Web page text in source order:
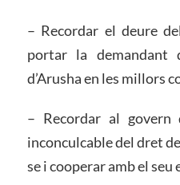
– Recordar el deure
portar la demandant
d’Arusha en les millors
– Recordar al govern
inconculcable del dret
se i cooperar amb el seu